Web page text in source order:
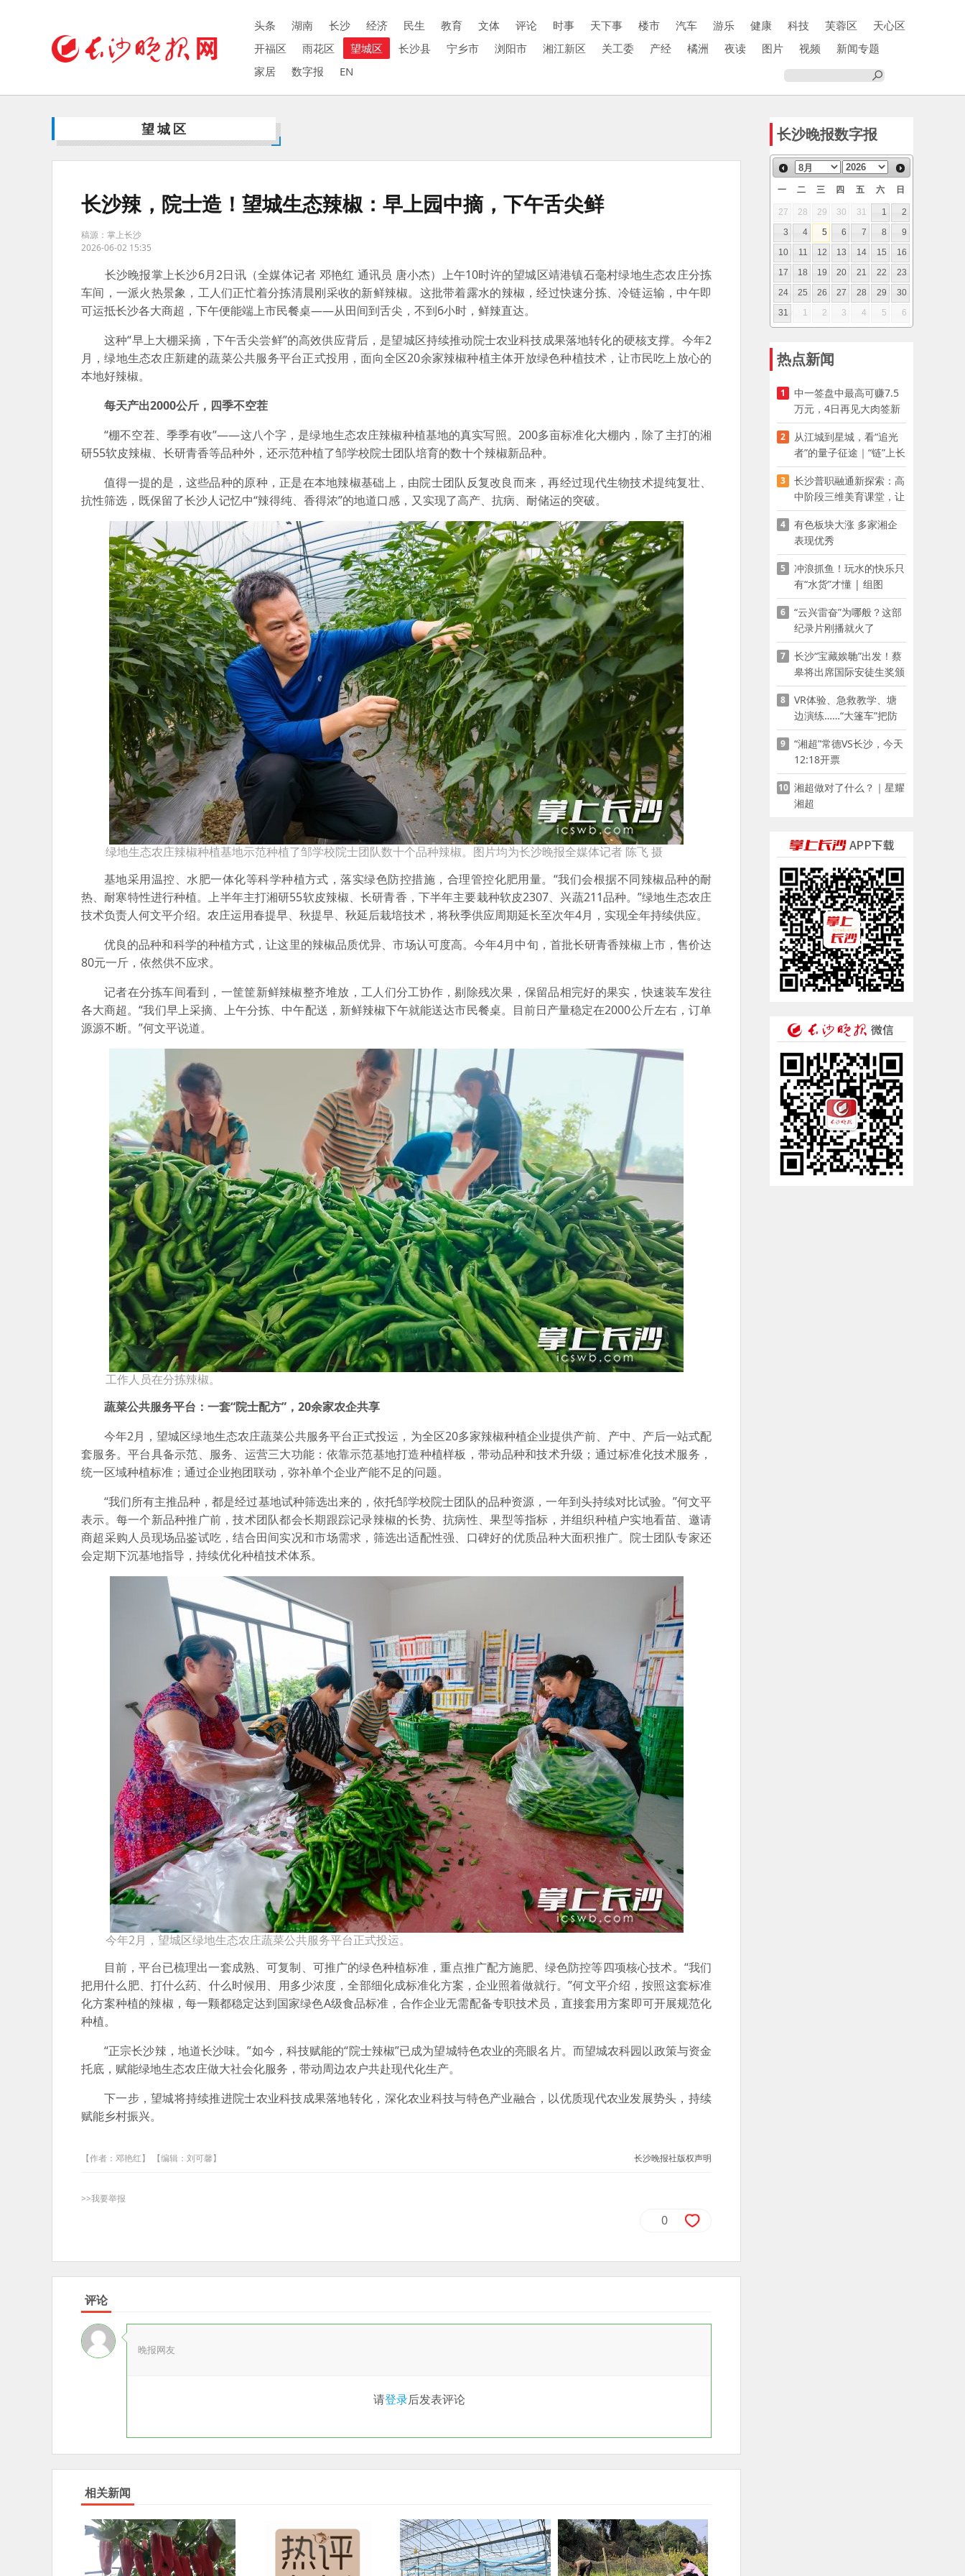
头条 湖南 长沙 经济 民生 教育 文体 评论 时事 天下事 楼市 汽车 游乐 健康 科技 芙蓉区
天心区
开福区
雨花区 望城区 长沙县 宁乡市 浏阳市 湘江新区 关工委 产经 橘洲 夜读 图片 视频
新闻专题
家居
数字报 EN
望城区
长沙辣，院士造！望城生态辣椒：早上园中摘，下午舌尖鲜
稿源：掌上长沙
2026-06-02 15:35
长沙晚报掌上长沙6月2日讯（全媒体记者 邓艳红 通讯员 唐小杰） 上午10时许的望城区靖港镇石毫村绿地生态农庄分拣
车间，一派火热景象，工人们正忙着分拣清晨刚采收的新鲜辣椒。这批带着露水的辣椒，经过快速分拣、冷链运输，中午即
可运抵长沙各大商超，下午便能端上市民餐桌——从田间到舌尖，不到6小时，鲜辣直达。
这种“早上大棚采摘，下午舌尖尝鲜”的高效供应背后，是望城区持续推动院士农业科技成果落地转化的硬核支撑。今年2
月，绿地生态农庄新建的蔬菜公共服务平台正式投用，面向全区20余家辣椒种植主体开放绿色种植技术，让市民吃上放心的
本地好辣椒。
每天产出2000公斤，四季不空茬
“棚不空茬、季季有收”——这八个字，是绿地生态农庄辣椒种植基地的真实写照。200多亩标准化大棚内，除了主打的湘
研55软皮辣椒、长研青香等品种外，还示范种植了邹学校院士团队培育的数十个辣椒新品种。
值得一提的是，这些品种的原种，正是在本地辣椒基础上，由院士团队反复改良而来，再经过现代生物技术提纯复壮、
抗性筛选，既保留了长沙人记忆中“辣得纯、香得浓”的地道口感，又实现了高产、抗病、耐储运的突破。
绿地生态农庄辣椒种植基地示范种植了邹学校院士团队数十个品种辣椒。图片均为长沙晚报全媒体记者 陈飞 摄
基地采用温控、水肥一体化等科学种植方式，落实绿色防控措施，合理管控化肥用量。“我们会根据不同辣椒品种的耐
热、耐寒特性进行种植。上半年主打湘研55软皮辣椒、长研青香，下半年主要栽种软皮2307、兴蔬211品种。”绿地生态农庄
技术负责人何文平介绍。农庄运用春提早、秋提早、秋延后栽培技术，将秋季供应周期延长至次年4月，实现全年持续供应。
优良的品种和科学的种植方式，让这里的辣椒品质优异、市场认可度高。今年4月中旬，首批长研青香辣椒上市，售价达
80元一斤，依然供不应求。
记者在分拣车间看到，一筐筐新鲜辣椒整齐堆放，工人们分工协作，剔除残次果，保留品相完好的果实，快速装车发往
各大商超。“我们早上采摘、上午分拣、中午配送，新鲜辣椒下午就能送达市民餐桌。目前日产量稳定在2000公斤左右，订单
源源不断。”何文平说道。
工作人员在分拣辣椒。
蔬菜公共服务平台：一套“院士配方”，20余家农企共享
今年2月，望城区绿地生态农庄蔬菜公共服务平台正式投运，为全区20多家辣椒种植企业提供产前、产中、产后一站式配
套服务。平台具备示范、服务、运营三大功能：依靠示范基地打造种植样板，带动品种和技术升级；通过标准化技术服务，
统一区域种植标准；通过企业抱团联动，弥补单个企业产能不足的问题。
“我们所有主推品种，都是经过基地试种筛选出来的，依托邹学校院士团队的品种资源，一年到头持续对比试验。”何文平
表示。每一个新品种推广前，技术团队都会长期跟踪记录辣椒的长势、抗病性、果型等指标，并组织种植户实地看苗、邀请
商超采购人员现场品鉴试吃，结合田间实况和市场需求，筛选出适配性强、口碑好的优质品种大面积推广。院士团队专家还
会定期下沉基地指导，持续优化种植技术体系。
今年2月，望城区绿地生态农庄蔬菜公共服务平台正式投运。
目前，平台已梳理出一套成熟、可复制、可推广的绿色种植标准，重点推广配方施肥、绿色防控等四项核心技术。“我们
把用什么肥、打什么药、什么时候用、用多少浓度，全部细化成标准化方案，企业照着做就行。”何文平介绍，按照这套标准
化方案种植的辣椒，每一颗都稳定达到国家绿色A级食品标准，合作企业无需配备专职技术员，直接套用方案即可开展规范化
种植。
“正宗长沙辣，地道长沙味。”如今，科技赋能的“院士辣椒”已成为望城特色农业的亮眼名片。而望城农科园以政策与资金
托底，赋能绿地生态农庄做大社会化服务，带动周边农户共赴现代化生产。
下一步，望城将持续推进院士农业科技成果落地转化，深化农业科技与特色产业融合，以优质现代农业发展势头，持续
赋能乡村振兴。
【作者：邓艳红】 【编辑：刘可馨】 长沙晚报社版权声明
>>我要举报
0
评论
晚报网友
请登录后发表评论
相关新闻
长沙晚报数字报
一 二 三 四 五 六 日
27 28 29 30 31 1
2
3
4 5 6 7 8
9
10
11 12 13 14 15
16
17
18 19 20 21 22
23
24
25 26 27 28 29
30
31
1 2 3 4 5 6
热点新闻
1
中一签盘中最高可赚7.5
万元，4日再见大肉签新
股
2
从江城到星城，看“追光
者”的量子征途｜“链”上长
沙 “才”够硬核
3
长沙普职融通新探索：高
中阶段三维美育课堂，让
少年向美而生
4
有色板块大涨 多家湘企
表现优秀
5
冲浪抓鱼！玩水的快乐只
有“水货”才懂 | 组图
6
“云兴雷奋”为哪般？这部
纪录片刚播就火了
7
长沙“宝藏娭毑”出发！蔡
皋将出席国际安徒生奖颁
奖典礼并领奖
8
VR体验、急救教学、塘
边演练……“大篷车”把防
溺水课堂搬到乡村青少年
家门口
9
“湘超”常德VS长沙，今天
12:18开票
10 湘超做对了什么？｜星耀
湘超